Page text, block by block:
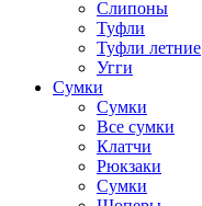
Слипоны
Туфли
Туфли летние
Угги
Сумки
Сумки
Все сумки
Клатчи
Рюкзаки
Сумки